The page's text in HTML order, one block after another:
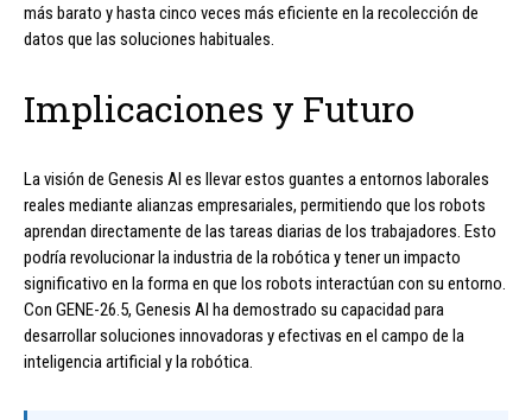
más barato y hasta cinco veces más eficiente en la recolección de
datos que las soluciones habituales.
Implicaciones y Futuro
La visión de Genesis AI es llevar estos guantes a entornos laborales
reales mediante alianzas empresariales, permitiendo que los robots
aprendan directamente de las tareas diarias de los trabajadores. Esto
podría revolucionar la industria de la robótica y tener un impacto
significativo en la forma en que los robots interactúan con su entorno.
Con GENE-26.5, Genesis AI ha demostrado su capacidad para
desarrollar soluciones innovadoras y efectivas en el campo de la
inteligencia artificial y la robótica.